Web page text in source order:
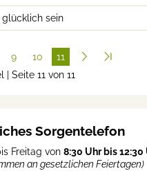
glücklich sein
9 10
11
(cur
| Seite 11 von 11
Sorgentelefon
Freitag von 8:30 Uhr bis 12:30
an gesetzlichen Feiertagen)